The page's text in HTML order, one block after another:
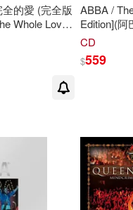
取(8)
取(8)
商品(1)
的愛 (完全版
Whole Love
ABBA /
Edition](阿
【
CD
$559